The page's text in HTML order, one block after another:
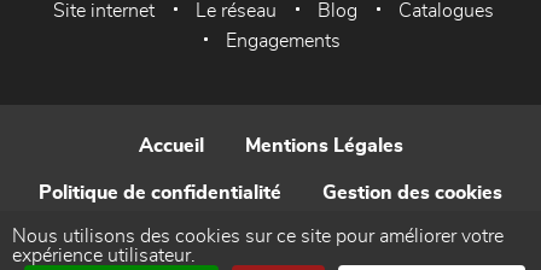
Site internet Le réseau Blog
Catalogues
Engagements
Accueil Mentions Légales
Politique de confidentialité Gestion des cookies
Contact
Nous utilisons des cookies sur ce site pour améliorer votre
expérience utilisateur.